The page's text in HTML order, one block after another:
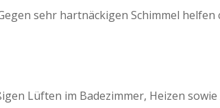
sehr hartnäckigen Schimmel helfen
Lüften im Badezimmer, Heizen